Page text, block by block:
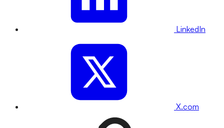
LinkedIn
X.com